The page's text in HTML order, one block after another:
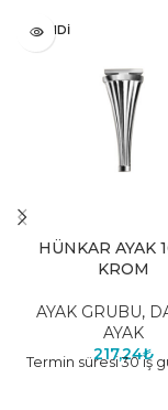
TÜKENDI
HÜNKAR AYAK
KROM
AYAK GRUBU,
AYAK
217,24₺
Termin süresi 30 iş